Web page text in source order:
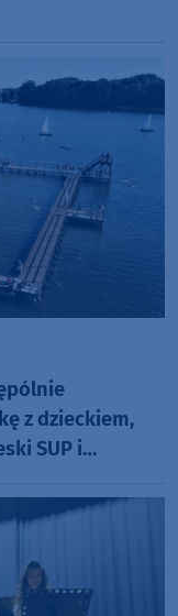
z dzieckiem,
SUP i